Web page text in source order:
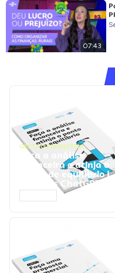
07:43
GESTÃO FINANCEIRA
Faça a análise
financeira e atinja o
ponto de equilíbrio |
Prompts ChatGPT